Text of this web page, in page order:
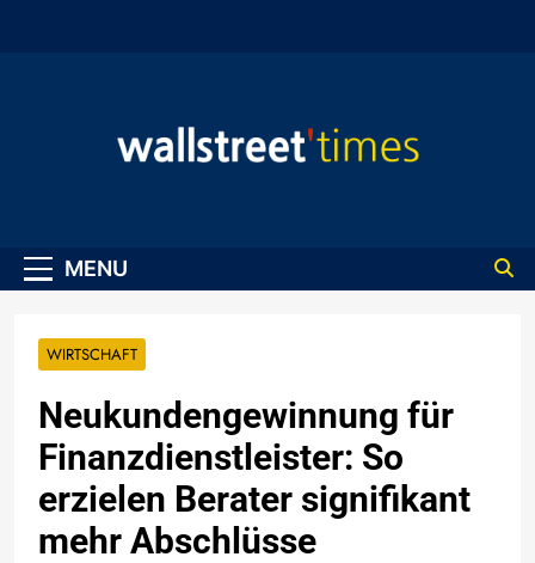
MENU
WIRTSCHAFT
Neukundengewinnung für
Finanzdienstleister: So
erzielen Berater signifikant
mehr Abschlüsse